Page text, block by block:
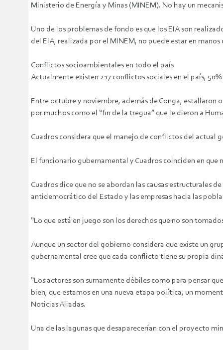
Ministerio de Energía y Minas (MINEM). No hay un
Uno de los problemas de fondo es que los EIA son
del EIA, realizada por el MINEM, no puede estar en
Conflictos socioambientales en todo el país
Actualmente existen 217 conflictos sociales en el país,
Entre octubre y noviembre, además de Conga, estallaron
por muchos como el “fin de la tregua” que le dieron a
Cuadros considera que el manejo de conflictos del actual
El funcionario gubernamental y Cuadros coinciden en que
Cuadros dice que no se abordan las causas estructurales
antidemocrático del Estado y las empresas hacia las
“Lo que está en juego son los derechos que no son
Aunque un sector del gobierno considera que existe un
gubernamental cree que cada conflicto tiene su propia
“Los actores son sumamente débiles como para pensar
bien, que estamos en una nueva etapa política, un
Noticias Aliadas.
Una de las lagunas que desaparecerían con el proyecto